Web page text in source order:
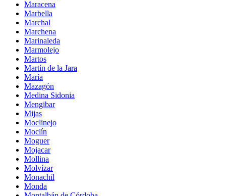
Maracena
Marbella
Marchal
Marchena
Marinaleda
Marmolejo
Martos
Martín de la Jara
María
Mazagón
Medina Sidonia
Mengibar
Mijas
Moclinejo
Moclín
Moguer
Mojacar
Mollina
Molvízar
Monachil
Monda